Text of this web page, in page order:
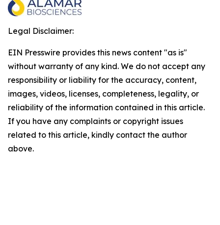
Legal Disclaimer:
EIN Presswire provides this news content "as is"
without warranty of any kind. We do not accept any
responsibility or liability for the accuracy, content,
images, videos, licenses, completeness, legality, or
reliability of the information contained in this article.
If you have any complaints or copyright issues
related to this article, kindly contact the author
above.